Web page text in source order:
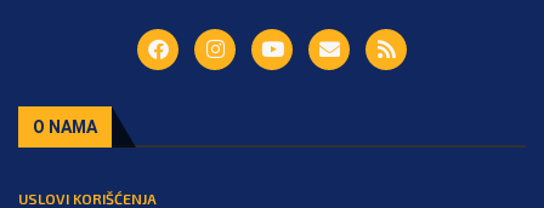
O NAMA
USLOVI KORIŠĆENJA